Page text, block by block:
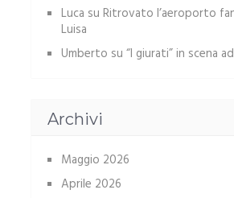
Luca su Ritrovato l’aeroporto
Luisa
Umberto su “I giurati” in scena
Archivi
Maggio 2026
Aprile 2026